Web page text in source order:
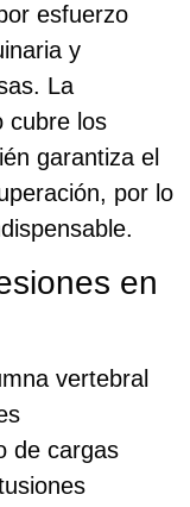
esfuerzo
y
La
cubre los
garantiza el
por lo
en
vertebral
de cargas